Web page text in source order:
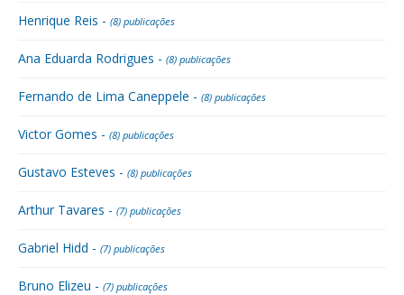
Henrique Reis - (8) publicações
Ana Eduarda Rodrigues - (8) publicações
Fernando de Lima Caneppele - (8) publicações
Victor Gomes - (8) publicações
Gustavo Esteves - (8) publicações
Arthur Tavares - (7) publicações
Gabriel Hidd - (7) publicações
Bruno Elizeu - (7) publicações